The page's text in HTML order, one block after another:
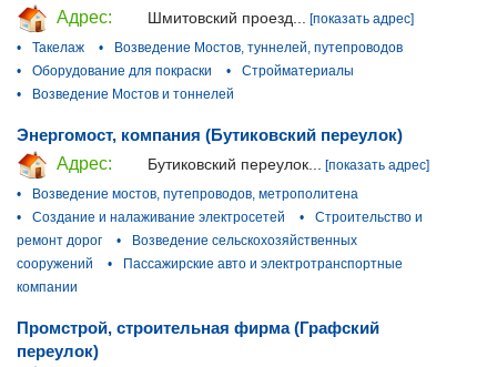
Адрес:
Шмитовский проезд...
[показать адрес]
•
Такелаж •
Возведение Мостов, туннелей, путепроводов
•
Оборудование для покраски •
Стройматериалы
•
Возведение Мостов и тоннелей
Энергомост, компания (Бутиковский переулок)
Адрес:
Бутиковский переулок...
[показать адрес]
•
Возведение мостов, путепроводов, метрополитена
•
Создание и налаживание электросетей •
Строительство и
ремонт дорог
•
Возведение сельскохозяйственных
сооружений
•
Пассажирские авто и электротранспортные
компании
Промстрой, строительная фирма (Графский
переулок)